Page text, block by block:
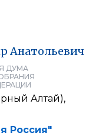
Анатольевич
ДУМА
Алтай),
Россия"